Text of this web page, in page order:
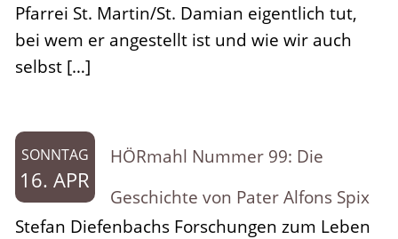
Pfarrei St. Martin/St. Damian eigentlich tut,
bei wem er angestellt ist und wie wir auch
selbst […]
SONNTAG
16. APR
HÖRmahl Nummer 99: Die
Geschichte von Pater Alfons Spix
Stefan Diefenbachs Forschungen zum Leben